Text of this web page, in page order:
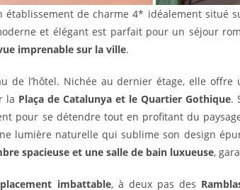
établissement de charme 4* idéalement situé
et élégant est parfait pour un séjour
imprenable sur la ville.
de l’hôtel. Nichée au dernier étage, elle
la Plaça de Catalunya et le Quartier Gothique.
pour se détendre tout en profitant du
lumière naturelle qui sublime son design
spacieuse et une salle de bain luxueuse,
imbattable, à deux pas des